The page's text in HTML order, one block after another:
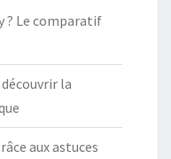
? Le comparatif
la
aux astuces